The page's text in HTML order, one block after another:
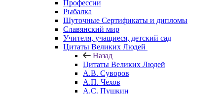
Профессии
Рыбалка
Шуточные Сертификаты и дипломы
Славянский мир
Учителя, учащиеся, детский сад
Цитаты Великих Людей
Назад
Цитаты Великих Людей
А.В. Суворов
А.П. Чехов
А.С. Пушкин